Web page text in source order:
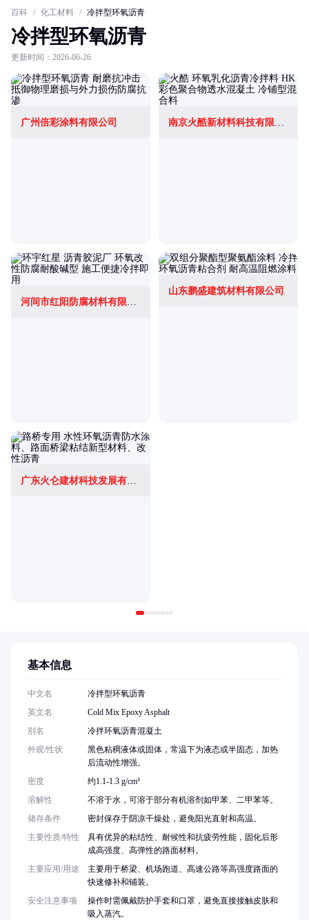
百科 / 化工材料 / 冷拌型环氧沥青
冷拌型环氧沥青
更新时间：2026-06-26
广州倍彩涂料有限公司 南京火酷新材料科技有限公司
山东鹏盛建筑材料有限公司
广东火仑建材科技发展有限公司
基本信息
中文名
冷拌型环氧沥青
英文名
Cold Mix Epoxy Asphalt
别名
冷拌环氧沥青混凝土
外观/性状
黑色粘稠液体或固体，常温下为液态或半固态，加热
后流动性增强。
密度
约1.1-1.3 g/cm³
溶解性
不溶于水，可溶于部分有机溶剂如甲苯、二甲苯等。
储存条件
密封保存于阴凉干燥处，避免阳光直射和高温。
主要性质/特性
具有优异的粘结性、耐候性和抗疲劳性能，固化后形
成高强度、高弹性的路面材料。
主要应用/用途
主要用于桥梁、机场跑道、高速公路等高强度路面的
快速修补和铺装。
安全注意事项
操作时需佩戴防护手套和口罩，避免直接接触皮肤和
吸入蒸汽。